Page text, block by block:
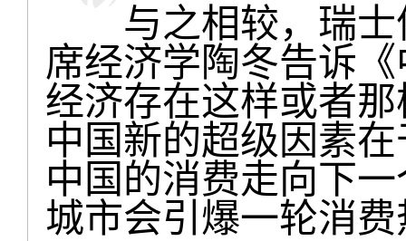
与之相较，瑞士
席经济学陶冬告诉
经济存在这样或者
中国新的超级因素
中国的消费走向下
城市会引爆一轮消